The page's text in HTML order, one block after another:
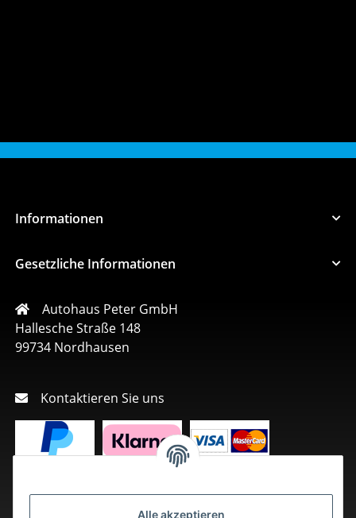
Alle akzeptieren
Informationen
Gesetzliche Informationen
Autohaus Peter GmbH
Hallesche Straße 148
99734 Nordhausen
Kontaktieren Sie uns